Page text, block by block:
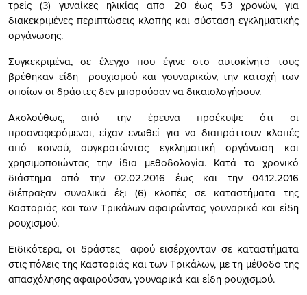
τρείς (3) γυναίκες ηλικίας από 20 έως 53 χρονών, για
διακεκριμένες περιπτώσεις κλοπής και σύσταση εγκληματικής
οργάνωσης.
Συγκεκριμένα, σε έλεγχο που έγινε στο αυτοκίνητό τους
βρέθηκαν είδη ρουχισμού και γουναρικών, την κατοχή των
οποίων οι δράστες δεν μπορούσαν να δικαιολογήσουν.
Ακολούθως, από την έρευνα προέκυψε ότι οι
προαναφερόμενοι, είχαν ενωθεί για να διαπράττουν κλοπές
από κοινού, συγκροτώντας εγκληματική οργάνωση και
χρησιμοποιώντας την ίδια μεθοδολογία. Κατά το χρονικό
διάστημα από την 02.02.2016 έως και την 04.12.2016
διέπραξαν συνολικά έξι (6) κλοπές σε καταστήματα της
Καστοριάς και των Τρικάλων αφαιρώντας γουναρικά και είδη
ρουχισμού.
Ειδικότερα, οι δράστες αφού εισέρχονταν σε καταστήματα
στις πόλεις της Καστοριάς και των Τρικάλων, με τη μέθοδο της
απασχόλησης αφαιρούσαν, γουναρικά και είδη ρουχισμού.